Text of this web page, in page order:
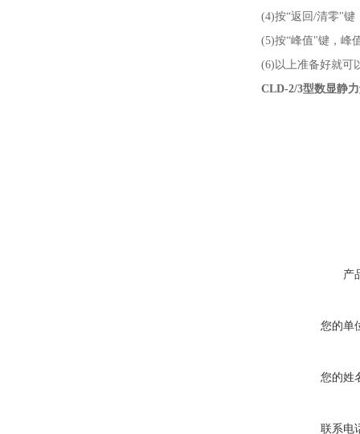
(4)按“返回/清零"键
(5)按“峰值"键，峰
(6)以上准备好就可
CLD-2/3型数显静
产
您的单
您的姓
联系电